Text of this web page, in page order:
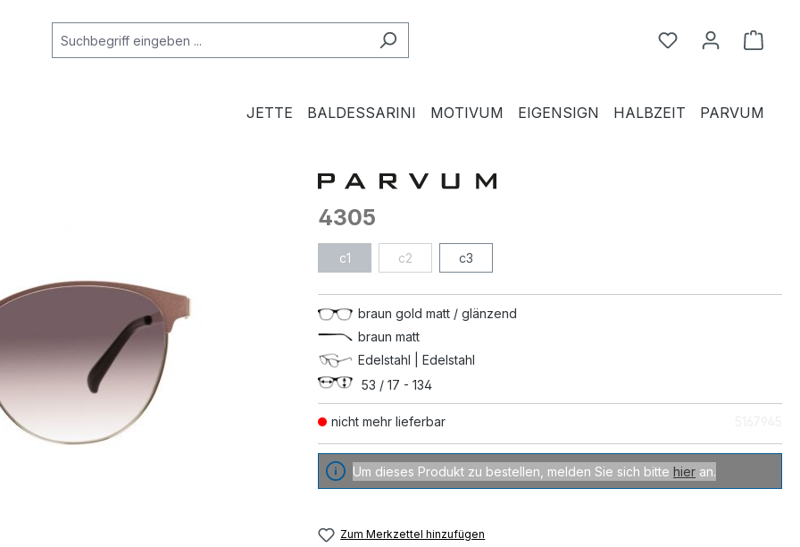
Du hast 0
JETTE BALDESSARINI MOTIVUM EIGENSIGN HALBZEIT PARVUM
nicht mehr lieferbar
4305
c1 c2 c3
braun gold matt / glänzend
braun matt
Edelstahl | Edelstahl
53 / 17 - 134
Um dieses Produkt zu bestellen, melden Sie sich bitte hier an.
Zum Merkzettel hinzufügen